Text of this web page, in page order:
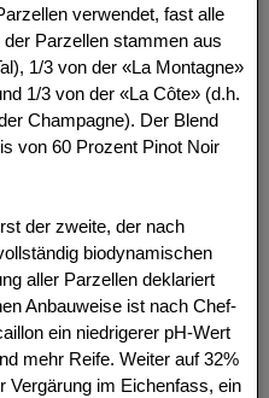
verwendet, fast alle
Parzellen stammen aus
1/3 von der «La Montagne»
1/3 von der «La Côte» (d.h.
Champagne). Der Blend
von 60 Prozent Pinot Noir
der zweite, der nach
biodynamischen
aller Parzellen deklariert
Anbauweise ist nach Chef-
ein niedrigerer pH-Wert
mehr Reife. Weiter auf 32%
Vergärung im Eichenfass, ein